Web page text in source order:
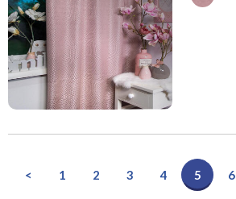
< 1 2 3 4 5 6